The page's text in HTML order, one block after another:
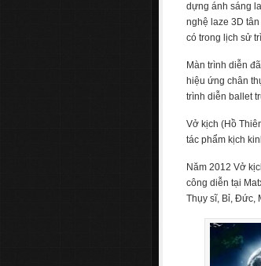
dựng ánh sáng
nghệ laze 3D
có trong lịch sử
Màn trình diễn
hiệu ứng chân
trình diễn ballet
Vở kịch (Hồ
tác phẩm kịch
Năm 2012 Vở
công diễn tại
Thụy sĩ, Bỉ, Đức,